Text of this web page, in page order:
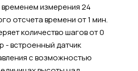
временем измерения 24
отсчета времени от 1 мин.
количество шагов от 0
встроенный датчик
с возможностью